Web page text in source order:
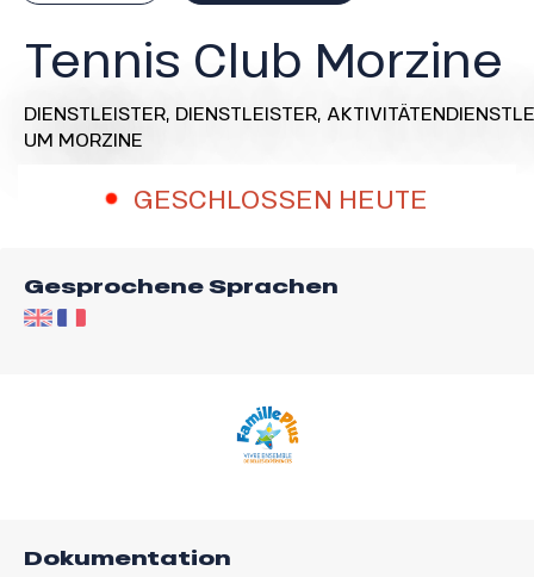
Tennis Club Morzine
DIENSTLEISTER, DIENSTLEISTER,
UM MORZINE
GESCHLOSSEN HEUTE
Gesprochene Sprachen
Dokumentation